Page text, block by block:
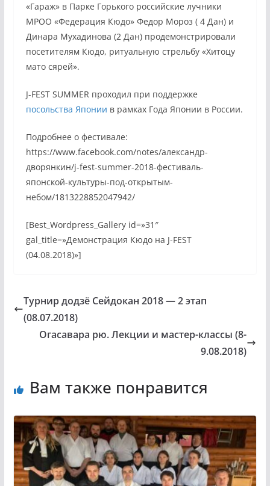
«Гараж» в Парке Горького российские лучники
МРОО «Федерация Кюдо» Федор Мороз ( 4 Дан) и
Динара Мухадинова (2 Дан) продемонстрировали
посетителям Кюдо, ритуальную стрельбу «Хитоцу
мато сярей».
J-FEST SUMMER проходил при поддержке
посольства Японии в рамках Года Японии в России.
Подробнее о фестивале:
https://www.facebook.com/notes/александр-
дворянкин/j-fest-summer-2018-фестиваль-
японской-культуры-под-открытым-
небом/1813228852047942/
[Best_Wordpress_Gallery id=»31″
gal_title=»Демонстрация Кюдо на J-FEST
(04.08.2018)»]
Турнир додзё Сейдокан 2018 — 2 этап
(08.07.2018)
Огасавара рю. Лекции и мастер-классы (8-
9.08.2018)
Вам также понравится